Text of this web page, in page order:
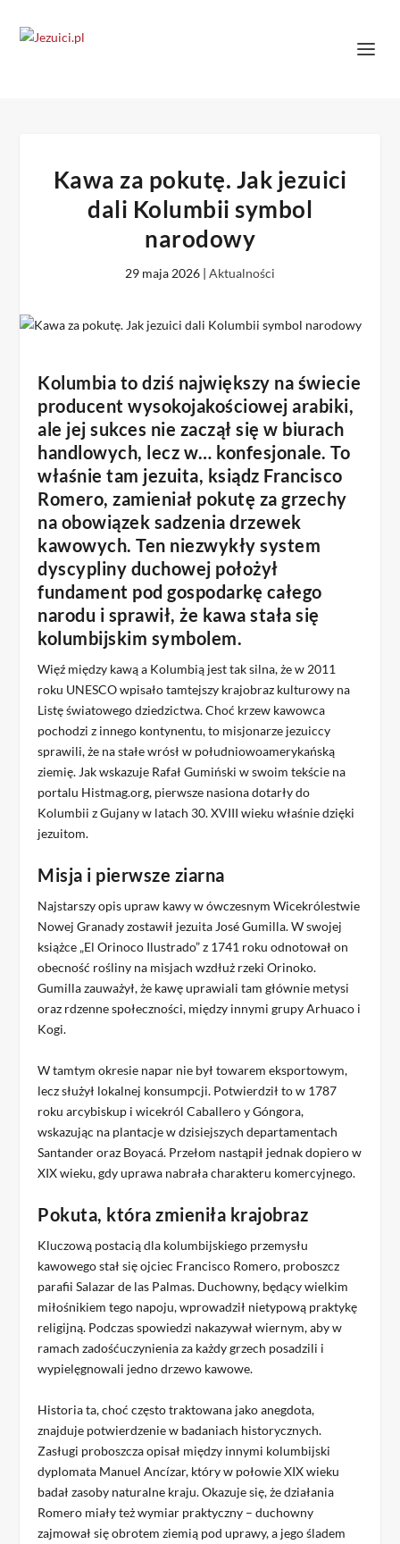
Kawa za pokutę. Jak jezuici
dali Kolumbii symbol
narodowy
29 maja 2026 | Aktualności
Kolumbia to dziś największy na świecie
producent wysokojakościowej arabiki,
ale jej sukces nie zaczął się w biurach
handlowych, lecz w… konfesjonale. To
właśnie tam jezuita, ksiądz Francisco
Romero, zamieniał pokutę za grzechy
na obowiązek sadzenia drzewek
kawowych. Ten niezwykły system
dyscypliny duchowej położył
fundament pod gospodarkę całego
narodu i sprawił, że kawa stała się
kolumbijskim symbolem.
Więź między kawą a Kolumbią jest tak silna, że w 2011
roku UNESCO wpisało tamtejszy krajobraz kulturowy na
Listę światowego dziedzictwa. Choć krzew kawowca
pochodzi z innego kontynentu, to misjonarze jezuiccy
sprawili, że na stałe wrósł w południowoamerykańską
ziemię. Jak wskazuje Rafał Gumiński w swoim tekście na
portalu Histmag.org, pierwsze nasiona dotarły do
Kolumbii z Gujany w latach 30. XVIII wieku właśnie dzięki
jezuitom.
Misja i pierwsze ziarna
Najstarszy opis upraw kawy w ówczesnym Wicekrólestwie
Nowej Granady zostawił jezuita José Gumilla. W swojej
książce „El Orinoco Ilustrado” z 1741 roku odnotował on
obecność rośliny na misjach wzdłuż rzeki Orinoko.
Gumilla zauważył, że kawę uprawiali tam głównie metysi
oraz rdzenne społeczności, między innymi grupy Arhuaco i
Kogi.
W tamtym okresie napar nie był towarem eksportowym,
lecz służył lokalnej konsumpcji. Potwierdził to w 1787
roku arcybiskup i wicekról Caballero y Góngora,
wskazując na plantacje w dzisiejszych departamentach
Santander oraz Boyacá. Przełom nastąpił jednak dopiero w
XIX wieku, gdy uprawa nabrała charakteru komercyjnego.
Pokuta, która zmieniła krajobraz
Kluczową postacią dla kolumbijskiego przemysłu
kawowego stał się ojciec Francisco Romero, proboszcz
parafii Salazar de las Palmas. Duchowny, będący wielkim
miłośnikiem tego napoju, wprowadził nietypową praktykę
religijną. Podczas spowiedzi nakazywał wiernym, aby w
ramach zadośćuczynienia za każdy grzech posadzili i
wypielęgnowali jedno drzewo kawowe.
Historia ta, choć często traktowana jako anegdota,
znajduje potwierdzenie w badaniach historycznych.
Zasługi proboszcza opisał między innymi kolumbijski
dyplomata Manuel Ancízar, który w połowie XIX wieku
badał zasoby naturalne kraju. Okazuje się, że działania
Romero miały też wymiar praktyczny – duchowny
zajmował się obrotem ziemią pod uprawy, a jego śladem